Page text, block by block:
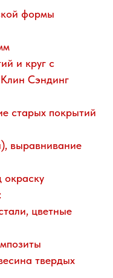
формы
и круг с
Сэндинг
старых покрытий
выравнивание
окраску
цветные
твердых